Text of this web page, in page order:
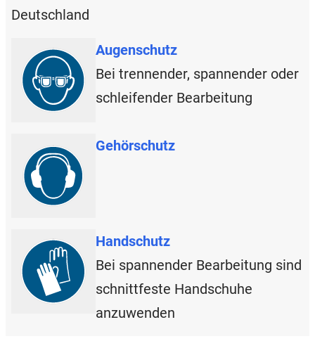
Deutschland
Augenschutz
Bei trennender, spannender oder
schleifender Bearbeitung
Gehörschutz
Handschutz
Bei spannender Bearbeitung sind
schnittfeste Handschuhe
anzuwenden